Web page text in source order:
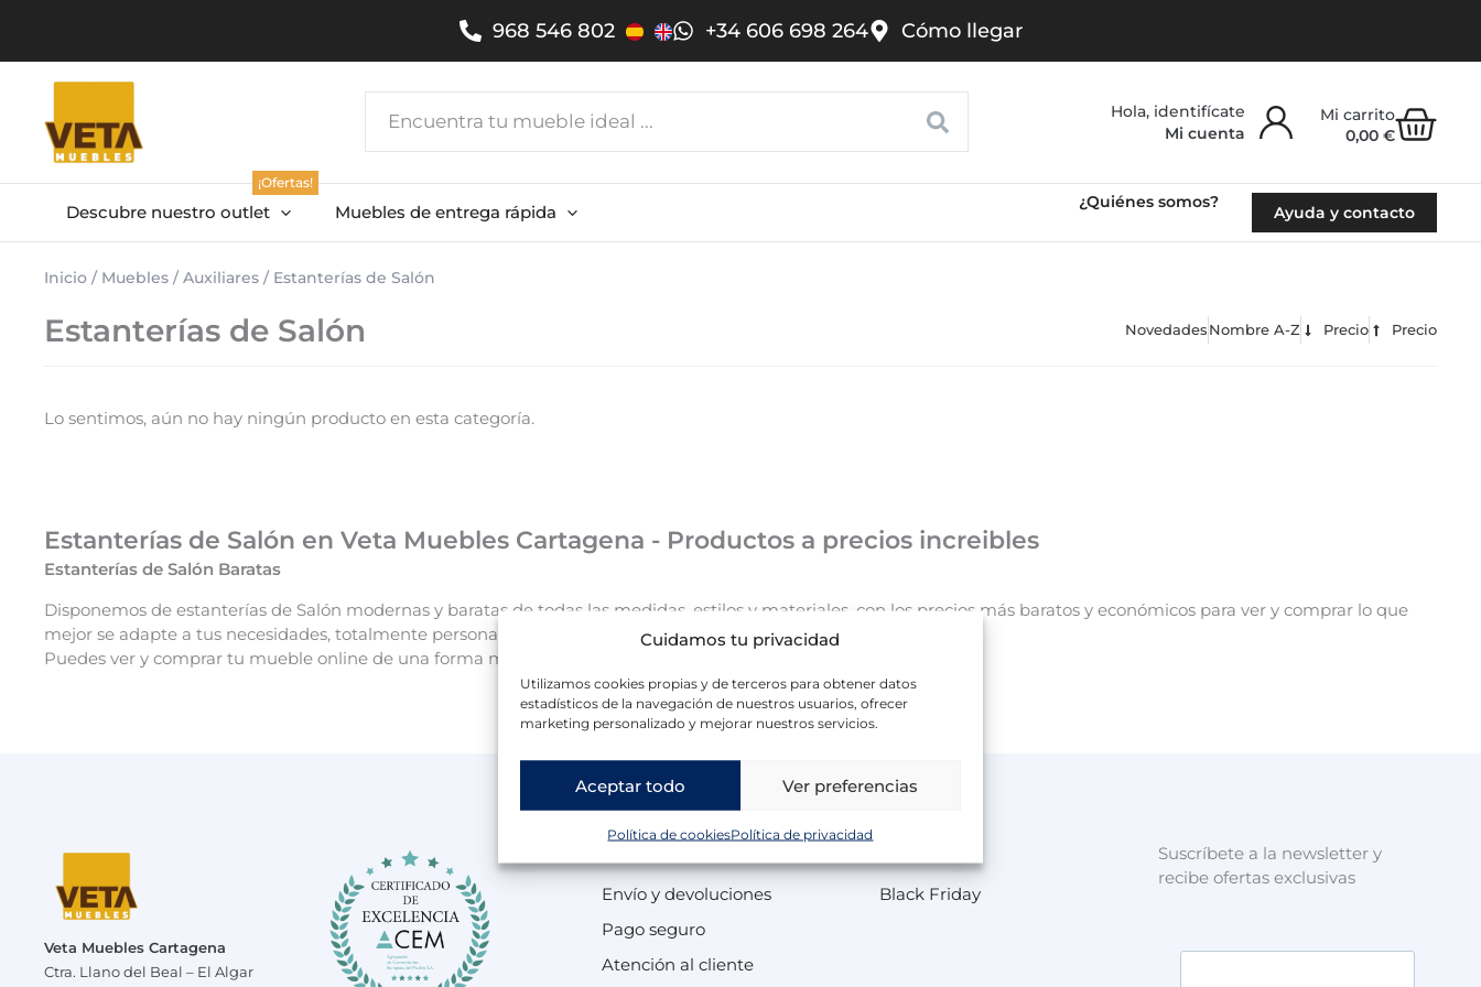
Cuidamos tu privacidad
Utilizamos cookies propias y de terceros para obtener datos
estadísticos de la navegación de nuestros usuarios, ofrecer
marketing personalizado y mejorar nuestros servicios.
Aceptar todo Ver preferencias
Política de cookiesPolítica de privacidad
contenido
968 546 802 +34 606 698 264 Cómo llegar
Mi cuenta 0,00 €
Descubre nuestro outlet
¡Ofertas!
Muebles de entrega rápida ¿Quiénes somos?
Ayuda y contacto
Inicio / Muebles /Auxiliares / Estanterías de Salón
Estanterías de Salón Novedades Nombre A-Z Precio Precio
Lo sentimos, aún no hay ningún producto en esta categoría.
Estanterías de Salón en Veta Muebles Cartagena - Productos a precios increibles
Estanterías de Salón Baratas
Disponemos de estanterías de Salón modernas y baratas de todas las medidas, estilos y materiales, con los precios más baratos y económicos para ver y comprar lo que
mejor se adapte a tus necesidades, totalmente personalizado para ti.
Puedes ver y comprar tu mueble online de una forma muy rápida y cómoda en Veta Muebles Cartagena.
Veta Muebles Cartagena
Ctra. Llano del Beal – El Algar
Envío y devoluciones
Pago seguro
Atención al cliente
Black Friday
Suscríbete a la newsletter y
recibe ofertas exclusivas